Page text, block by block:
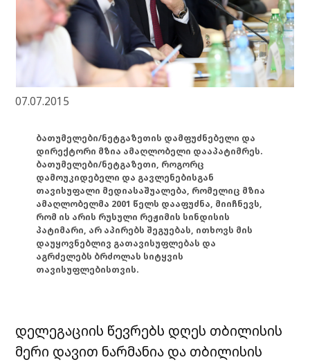
07.07.2015
ბათუმელები/ნეტგაზეთის დამფუძნებელი და
დირექტორი მზია ამაღლობელი დააპატიმრეს.
ბათუმელები/ნეტგაზეთი, როგორც
დამოუკიდებელი და გავლენებისგან
თავისუფალი მედიასაშუალება, რომელიც მზია
ამაღლობელმა 2001 წელს დააფუძნა, მიიჩნევს,
რომ ის არის რუსული რეჟიმის სინდისის
პატიმარი, არ აპირებს შეგუებას, ითხოვს მის
დაუყოვნებლივ გათავისუფლებას და
აგრძელებს ბრძოლას სიტყვის
თავისუფლებისთვის.
დელეგაციის წევრებს დღეს თბილისის
მერი დავით ნარმანია და თბილისის